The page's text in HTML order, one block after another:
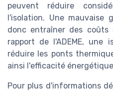
peuvent réduire
l'isolation. Une mauvaise
donc entraîner des coûts
rapport de l'ADEME, une
réduire les ponts
ainsi l'efficacité
Pour plus d'informations